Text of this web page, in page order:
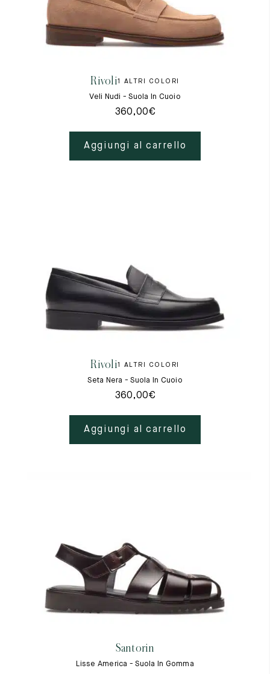
Rivoli1 ALTRI COLORI
Veli Nudi - Suola In Cuoio
360,00€
Aggiungi al carrello
Rivoli1 ALTRI COLORI
Seta Nera - Suola In Cuoio
360,00€
Aggiungi al carrello
Santorin
Lisse America - Suola In Gomma